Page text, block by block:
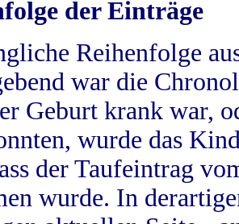
der Einträge
Reihenfolge
war die
Geburt krank war,
wurde das
der Taufeintrag
wurde. In